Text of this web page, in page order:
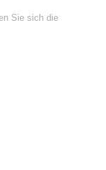
Sie sich die